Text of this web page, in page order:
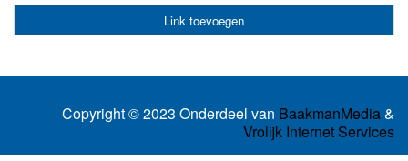
Link toevoegen
Copyright © 2023 Onderdeel van BaakmanMedia&
Vrolijk Internet Services